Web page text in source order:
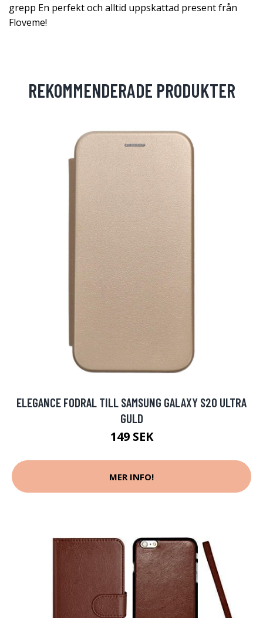
grepp En perfekt och alltid uppskattad present från
Floveme!
REKOMMENDERADE PRODUKTER
ELEGANCE FODRAL TILL SAMSUNG GALAXY S20 ULTRA
GULD
149 SEK
MER INFO!